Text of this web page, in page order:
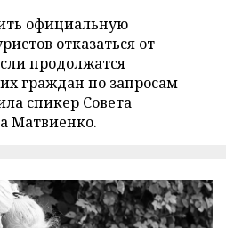
официальную
отказаться от
продолжатся
граждан по запросам
спикер Совета
Матвиенко.